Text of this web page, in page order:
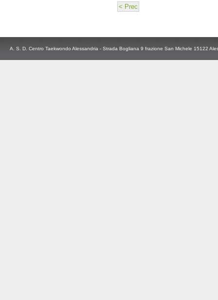
< Prec
A. S. D. Centro Taekwondo Alessandria - Strada Bogliana 9 frazione San Michele 15122